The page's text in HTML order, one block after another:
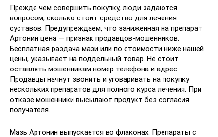
Прежде чем совершить покупку, люди задаются
вопросом, сколько стоит средство для лечения
суставов. Предупреждаем, что заниженная на препарат
Артонин цена — признак продавцов-мошенников.
Бесплатная раздача мази или по стоимости ниже нашей
цены, указывает на поддельный товар. Не стоит
оставлять мошенникам номер телефона и адрес.
Продавцы начнут звонить и уговаривать на покупку
нескольких препаратов для полного курса лечения. При
отказе мошенники высылают продукт без согласия
получателя.
Мазь Артонин выпускается во флаконах. Препараты с